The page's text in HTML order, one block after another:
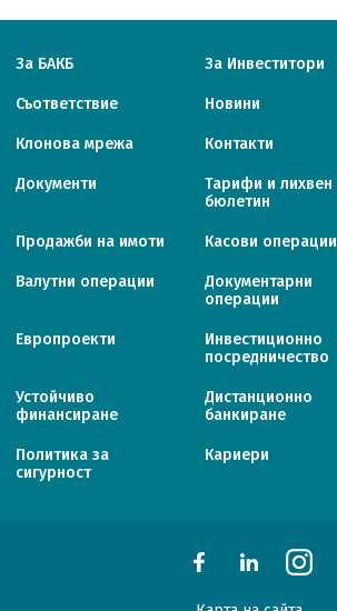
За БАКБ За Инвеститори
Съответствие Новини
Клонова мрежа Контакти
Документи
Тарифи и лихвен
бюлетин
Продажби на имоти Касови операции
Валутни операции
Документарни
операции
Европроекти
Инвестиционно
посредничество
Устойчиво
финансиране
Дистанционно
банкиране
Политика за
сигурност
Кариери